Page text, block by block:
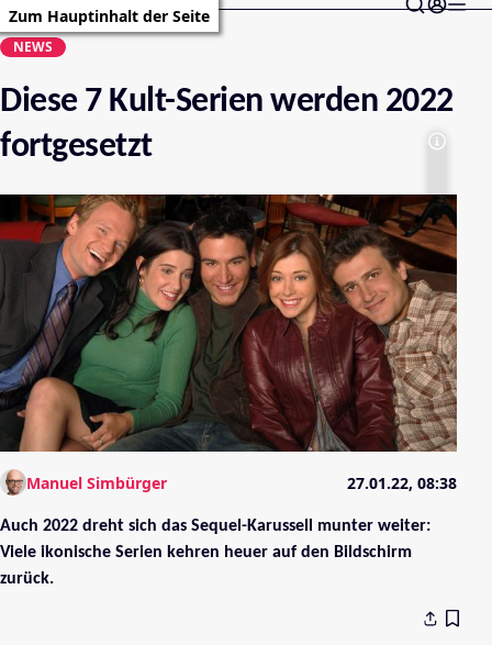
Zum Hauptinhalt der Seite
NEWS
Diese 7 Kult-Serien werden 2022
fortgesetzt
Manuel Simbürger 27.01.22, 08:38
Auch 2022 dreht sich das Sequel-Karussell munter weiter:
Viele ikonische Serien kehren heuer auf den Bildschirm
zurück.